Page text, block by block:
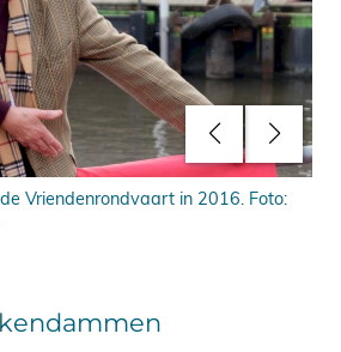
Vriendenrondvaart in 2016. Foto: